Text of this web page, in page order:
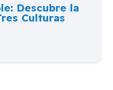
Descubre la
Culturas